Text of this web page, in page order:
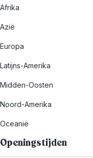
Afrika
Azië
Europa
Latijns-Amerika
Midden-Oosten
Noord-Amerika
Oceanië
Openingstijden